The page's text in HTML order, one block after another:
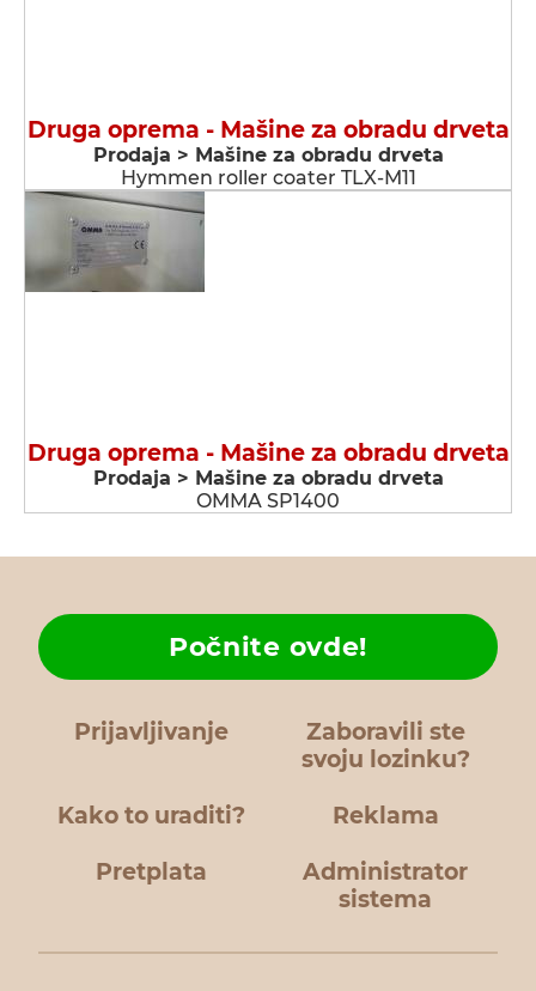
Druga oprema - Мašine za obradu drveta
Prodaja > Мašine za obradu drveta
Hymmen roller coater TLX-M11
Druga oprema - Мašine za obradu drveta
Prodaja > Мašine za obradu drveta
OMMA SP1400
Prijavljivanje
Zaboravili ste
svoju lozinku?
Kako to uraditi?
Počnite ovde!
Reklama
Pretplata
Administrator
sistema